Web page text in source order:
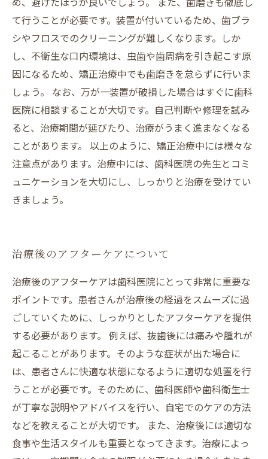
て行うことが必要です。装置が付いているため、歯ブラ
シやフロスでのクリーニングが難しくなります。しか
し、不衛生な口内環境は、虫歯や歯周病を引き起こす原
因になるため、矯正治療中でも歯磨きを怠らずに行いま
しょう。 なお、万が一装置が破損した場合はすぐに歯科
医院に相談することが大切です。自己判断や修理を試み
ると、治療期間が延びたり、治療がうまく進まなくなる
ことがあります。 以上のように、矯正治療中には様々な
注意点があります。治療中には、歯科医院の先生とコミ
ュニケーションを大切にし、しっかりと治療を受けてい
きましょう。
治療後のアフターケアについて
治療後のアフターケアは歯科医院にとって非常に重要な
ポイントです。患者さんが治療後の経過をスムーズに過
ごしていくために、しっかりとしたアフターケアを提供
する必要があります。 例えば、抜歯後には痛みや腫れが
起こることがあります。そのような症状が出た場合に
は、患者さんに快適な状態になるように適切な処置を行
うことが必要です。そのために、歯科医師や歯科衛生士
が丁寧な説明やアドバイスを行い、自宅でのケアの方法
などを教えることが大切です。 また、治療後には適切な
食事や生活スタイルも重要となってきます。治療によっ